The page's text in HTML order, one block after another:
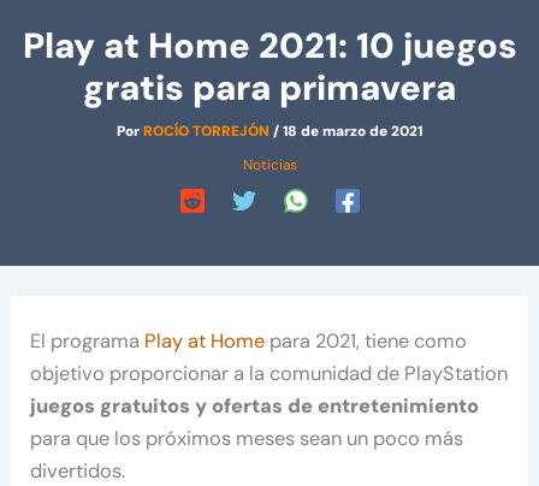
Play at Home 2021: 10 juegos
gratis para primavera
PorROCÍO TORREJÓN /18 de marzo de 2021
Noticias
El programa Play at Home para 2021, tiene como
objetivo proporcionar a la comunidad de PlayStation
juegos gratuitos y ofertas de entretenimiento
para que los próximos meses sean un poco más
divertidos.